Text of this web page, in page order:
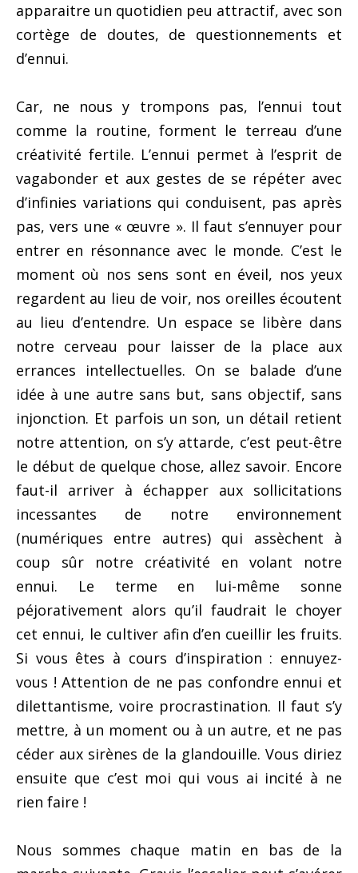
apparaitre un quotidien peu attractif, avec son
cortège de doutes, de questionnements et
d’ennui.
Car, ne nous y trompons pas, l’ennui tout
comme la routine, forment le terreau d’une
créativité fertile. L’ennui permet à l’esprit de
vagabonder et aux gestes de se répéter avec
d’infinies variations qui conduisent, pas après
pas, vers une « œuvre ». Il faut s’ennuyer pour
entrer en résonnance avec le monde. C’est le
moment où nos sens sont en éveil, nos yeux
regardent au lieu de voir, nos oreilles écoutent
au lieu d’entendre. Un espace se libère dans
notre cerveau pour laisser de la place aux
errances intellectuelles. On se balade d’une
idée à une autre sans but, sans objectif, sans
injonction. Et parfois un son, un détail retient
notre attention, on s’y attarde, c’est peut-être
le début de quelque chose, allez savoir. Encore
faut-il arriver à échapper aux sollicitations
incessantes de notre environnement
(numériques entre autres) qui assèchent à
coup sûr notre créativité en volant notre
ennui. Le terme en lui-même sonne
péjorativement alors qu’il faudrait le choyer
cet ennui, le cultiver afin d’en cueillir les fruits.
Si vous êtes à cours d’inspiration : ennuyez-
vous ! Attention de ne pas confondre ennui et
dilettantisme, voire procrastination. Il faut s’y
mettre, à un moment ou à un autre, et ne pas
céder aux sirènes de la glandouille. Vous diriez
ensuite que c’est moi qui vous ai incité à ne
rien faire !
Nous sommes chaque matin en bas de la